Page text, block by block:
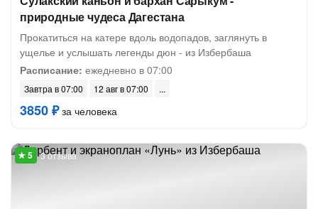
природные чудеса Дагестана
Прокатиться на катере вдоль водопадов, заглянуть в
ущелье и услышать легенды дюн - из Избербаша
Расписание: ежедневно в 07:00
Завтра в 07:00 12 авг в 07:00
3850 ₽за человека
3 отзыва